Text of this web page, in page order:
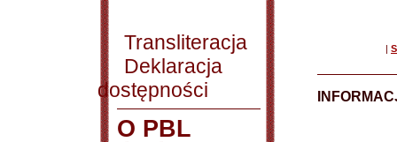
Transliteracja
Deklaracja
dostępności
O PBL
|